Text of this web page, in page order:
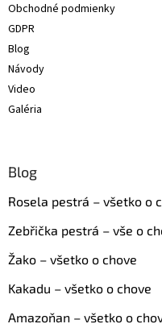
Obchodné podmienky
GDPR
Blog
Návody
Video
Galéria
Blog
Rosela pestrá – všetko o
Zebřička pestrá – vše o
Žako – všetko o chove
Kakadu – všetko o chove
Amazoňan – všetko o